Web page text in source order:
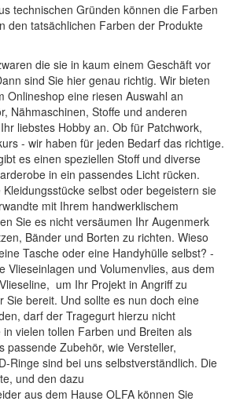
technischen Gründen können die Farben
den tatsächlichen Farben der Produkte
die sie in kaum einem Geschäft vor
sind Sie hier genau richtig. Wir bieten
Onlineshop eine riesen Auswahl an
Nähmaschinen, Stoffe und anderen
liebstes Hobby an. Ob für Patchwork,
- wir haben für jeden Bedarf das richtige.
es einen speziellen Stoff und diverse
in ein passendes Licht rücken.
selbst oder begeistern sie
mit Ihrem handwerklischem
Sie es nicht versäumen Ihr Augenmerk
Bänder und Borten zu richten. Wieso
Tasche oder eine Handyhülle selbst? -
Vlieseinlagen und Volumenvlies, aus dem
um Ihr Projekt in Angriff zu
Sie bereit. Und sollte es nun doch eine
darf der Tragegurt hierzu nicht
in vielen tollen Farben und Breiten als
passende Zubehör, wie Versteller,
Ringe sind bei uns selbstverständlich. Die
, und den dazu
aus dem Hause OLFA können Sie